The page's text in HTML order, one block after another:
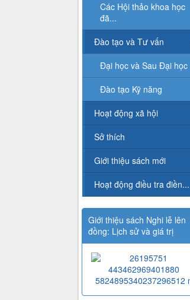
Các Hội thảo khoa học
đã...
Đào tạo và Tư vấn
Đại học và Sau Đại học
Đào tạo Kỹ năng
Hoạt động xã hội
Sở thích
Giới thiệu sách mới
Hoạt động điều tra điền...
Giới thiệu sách Nghi lễ lên
đồng: Lịch sử và giá trị